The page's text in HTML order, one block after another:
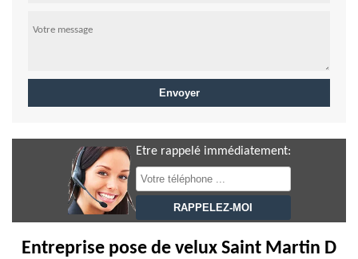
Etre rappelé immédiatement:
Entreprise pose de velux Saint Martin D